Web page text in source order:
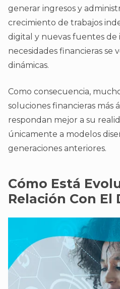
generar ingresos y
crecimiento de trabajos
digital y nuevas fuentes de
necesidades financieras se
dinámicas.
Como consecuencia,
soluciones financieras más
respondan mejor a su
únicamente a modelos
generaciones anteriores.
Cómo Está
Relación Con El